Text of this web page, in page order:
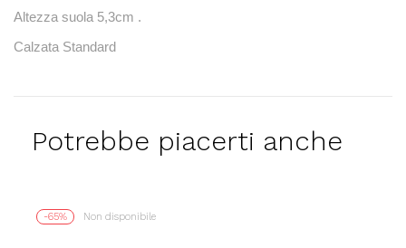
Altezza suola 5,3cm .
Calzata Standard
Potrebbe piacerti anche
-65% Non disponibile